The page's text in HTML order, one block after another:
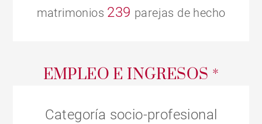
matrimonios 239 parejas de hecho
EMPLEO E INGRESOS *
Categoría socio-profesional